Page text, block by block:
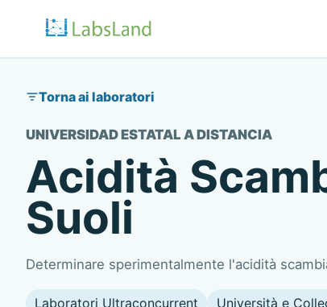
Torna ai laboratori
UNIVERSIDAD ESTATAL A DISTANCIA
Acidità
Suoli
Determinare sperimentalmente l'acidità
Laboratori Ultraconcurrent Università e